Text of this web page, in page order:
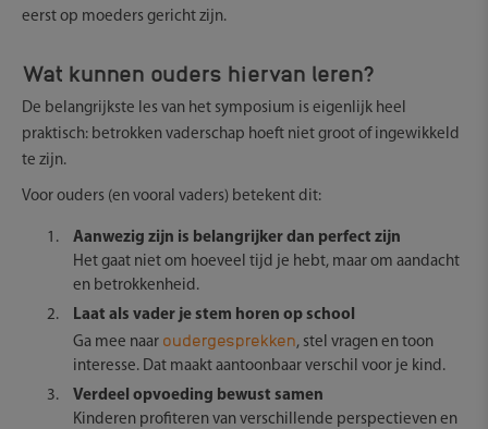
eerst op moeders gericht zijn.
Wat kunnen ouders hiervan leren?
De belangrijkste les van het symposium is eigenlijk heel
praktisch: betrokken vaderschap hoeft niet groot of ingewikkeld
te zijn.
Voor ouders (en vooral vaders) betekent dit:
Aanwezig zijn is belangrijker dan perfect zijn
Het gaat niet om hoeveel tijd je hebt, maar om aandacht
en betrokkenheid.
Laat als vader je stem horen op school
Ga mee naar oudergesprekken, stel vragen en toon
interesse. Dat maakt aantoonbaar verschil voor je kind.
Verdeel opvoeding bewust samen
Kinderen profiteren van verschillende perspectieven en